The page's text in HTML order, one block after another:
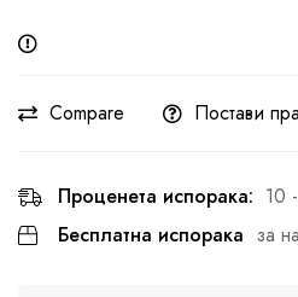
Compare Постави
Проценета испорака: 10
Бесплатна испорака за